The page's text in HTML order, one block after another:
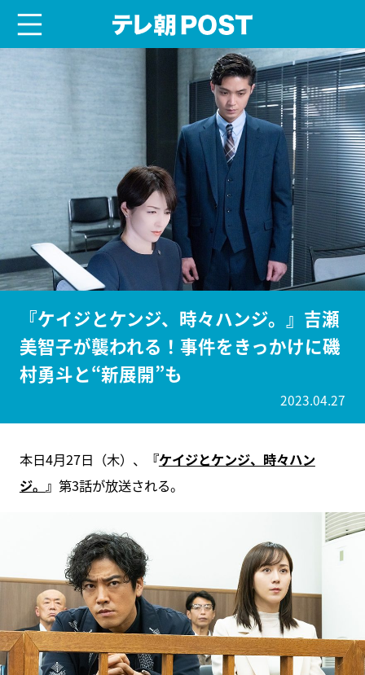
『ケイジとケンジ、時々ハンジ。』吉瀬
美智子が襲われる！事件をきっかけに磯
村勇斗と“新展開”も
2023.04.27
本日4月27日（木）、 『ケイジとケンジ、時々ハン
ジ。 』 第3話が放送される。